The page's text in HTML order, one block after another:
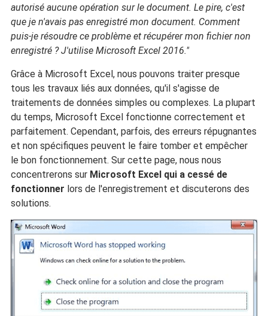
autorisé aucune opération sur le document. Le pire, c'est
que je n'avais pas enregistré mon document. Comment
puis-je résoudre ce problème et récupérer mon fichier non
enregistré ? J'utilise Microsoft Excel 2016."
Grâce à Microsoft Excel, nous pouvons traiter presque
tous les travaux liés aux données, qu'il s'agisse de
traitements de données simples ou complexes. La plupart
du temps, Microsoft Excel fonctionne correctement et
parfaitement. Cependant, parfois, des erreurs répugnantes
et non spécifiques peuvent le faire tomber et empêcher
le bon fonctionnement. Sur cette page, nous nous
concentrerons sur Microsoft Excel qui a cessé de
fonctionner lors de l'enregistrement et discuterons des
solutions.